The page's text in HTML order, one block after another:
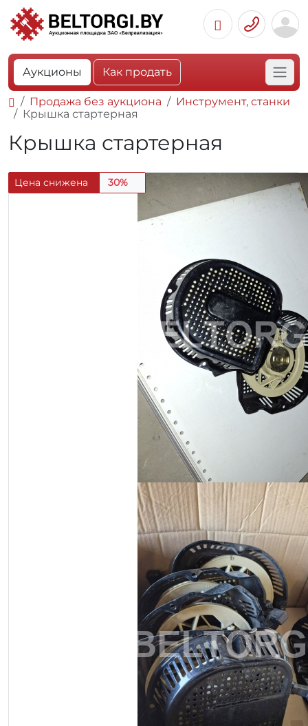
Аукционы Как продать
Продажа без аукциона
Инструмент, станки
Крышка стартерная
Крышка стартерная
Цена снижена 30%